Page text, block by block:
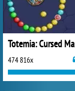
474 816x